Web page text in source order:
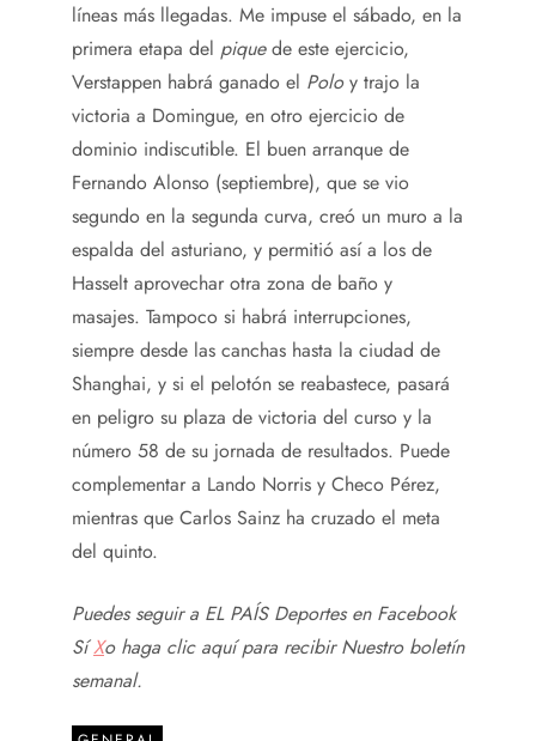
líneas más llegadas. Me impuse el sábado, en la
primera etapa del piquede este ejercicio,
Verstappen habrá ganado el Poloy trajo la
victoria a Domingue, en otro ejercicio de
dominio indiscutible. El buen arranque de
Fernando Alonso (septiembre), que se vio
segundo en la segunda curva, creó un muro a la
espalda del asturiano, y permitió así a los de
Hasselt aprovechar otra zona de baño y
masajes. Tampoco si habrá interrupciones,
siempre desde las canchas hasta la ciudad de
Shanghai, y si el pelotón se reabastece, pasará
en peligro su plaza de victoria del curso y la
número 58 de su jornada de resultados. Puede
complementar a Lando Norris y Checo Pérez,
mientras que Carlos Sainz ha cruzado el meta
del quinto.
Puedes seguir a EL PAÍS Deportes en Facebook
SíXo haga clic aquí para recibirNuestro boletín
semanal.